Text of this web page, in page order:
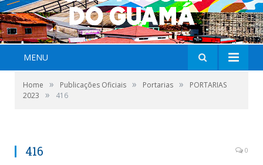
MENU
Home » Publicações Oficiais » Portarias »
PORTARIAS
2023
» 416
416 0